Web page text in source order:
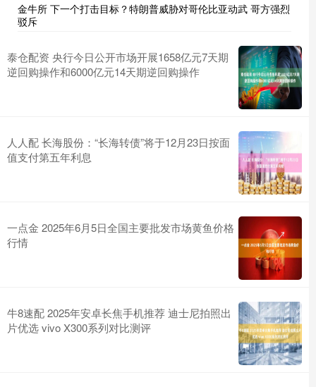
金牛所 下一个打击目标？特朗普威胁对哥伦比亚动武 哥方强烈
驳斥
泰仓配资 央行今日公开市场开展1658亿元7天期
逆回购操作和6000亿元14天期逆回购操作
人人配 长海股份：“长海转债”将于12月23日按面
值支付第五年利息
一点金 2025年6月5日全国主要批发市场黄鱼价格
行情
牛8速配 2025年安卓长焦手机推荐 迪士尼拍照出
片优选 vivo X300系列对比测评